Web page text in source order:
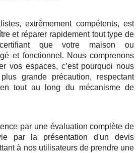
extrêmement compétents, est
et réparer rapidement tout type de
certifiant que votre maison ou
et fonctionnel. Nous comprenons
vos espaces, c’est pourquoi nous
grande précaution, respectant
tout au long du mécanisme de
par une évaluation complète de
par la présentation d'un devis
à nos utilisateurs de prendre une